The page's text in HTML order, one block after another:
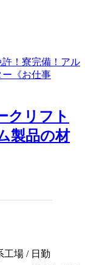
クリフト
製品の材
工場 / 日勤